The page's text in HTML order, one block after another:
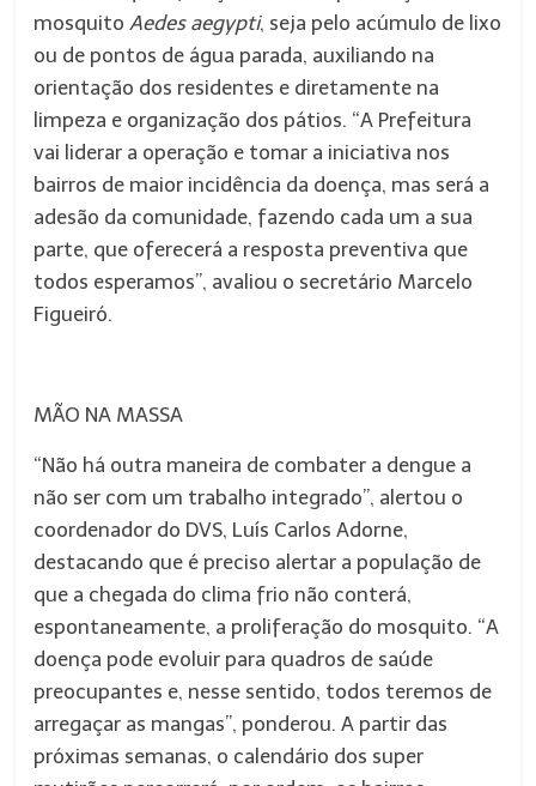
mosquitoAedes aegypti, seja pelo acúmulo de lixo
ou de pontos de água parada, auxiliando na
orientação dos residentes e diretamente na
limpeza e organização dos pátios. “A Prefeitura
vai liderar a operação e tomar a iniciativa nos
bairros de maior incidência da doença, mas será a
adesão da comunidade, fazendo cada um a sua
parte, que oferecerá a resposta preventiva que
todos esperamos”, avaliou o secretário Marcelo
Figueiró.
MÃO NA MASSA
“Não há outra maneira de combater a dengue a
não ser com um trabalho integrado”, alertou o
coordenador do DVS, Luís Carlos Adorne,
destacando que é preciso alertar a população de
que a chegada do clima frio não conterá,
espontaneamente, a proliferação do mosquito. “A
doença pode evoluir para quadros de saúde
preocupantes e, nesse sentido, todos teremos de
arregaçar as mangas”, ponderou. A partir das
próximas semanas, o calendário dos super